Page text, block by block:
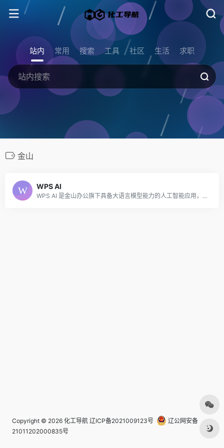
站内 常用 搜索 工具 社区 生活 求职
金山
WPS AI
WPS AI 是金山办公旗下具备大语言模型能力的人工智能应用，提供智能文档写作、长文阅读处理与人机交互等能力，与 WPS办公结合有自动生成 PPT、表格分析处理、文章改写续写、翻译等功能，助力智能办公，提升用户体验。
Copyright © 2026 化工导航 辽ICP备2021009123号
辽公网安备
21011202000835号